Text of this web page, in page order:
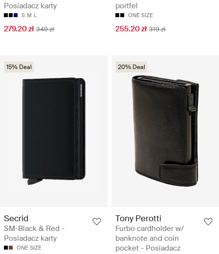
Posiadacz karty
S M L
279.20 zł 349 zł
portfel
ONE SIZE
255.20 zł 319 zł
15% Deal
Secrid
SM-Black & Red -
Posiadacz karty
ONE SIZE
20% Deal
Tony Perotti
Furbo cardholder w/
banknote and coin
pocket - Posiadacz